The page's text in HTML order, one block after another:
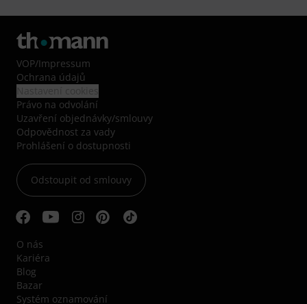
VOP/Impressum
Ochrana údajů
Právo na odvolání
Uzavření objednávky/smlouvy
Odpovědnost za vady
Prohlášení o dostupnosti
Odstoupit od smlouvy
O nás
Kariéra
Blog
Bazar
Systém oznamování